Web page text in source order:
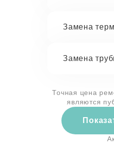
Замена
Замена
Точная цена
являются